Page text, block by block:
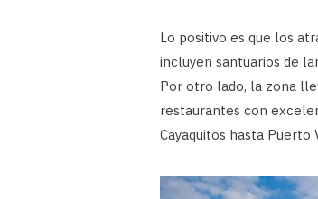
Lo positivo es que los
incluyen santuarios de
Por otro lado, la zona
restaurantes con
Cayaquitos hasta